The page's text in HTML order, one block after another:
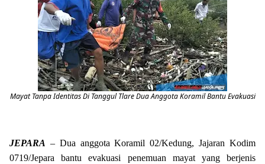
Mayat Tanpa Identitas Di Tanggul Tlare Dua Anggota Koramil Bantu Evakuasi
JEPARA – Dua anggota Koramil 02/Kedung, Jajaran Kodim
0719/Jepara bantu evakuasi penemuan mayat yang berjenis